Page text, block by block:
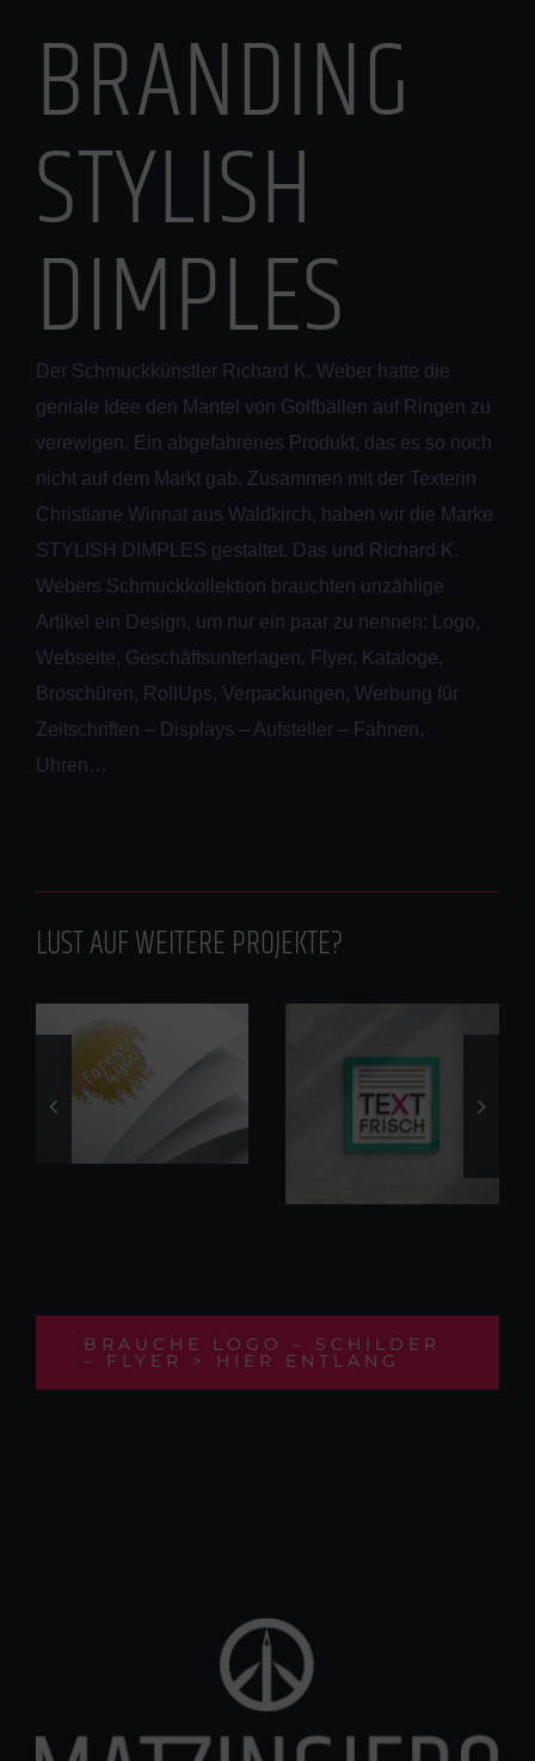
BRANDING
STYLISH
DIMPLES
Der Schmuckkünstler Richard K. Weber hatte die
geniale Idee den Mantel von Golfbällen auf Ringen zu
verewigen. Ein abgefahrenes Produkt, das es so noch
nicht auf dem Markt gab. Zusammen mit der Texterin
Christiane Winnat aus Waldkirch, haben wir die Marke
STYLISH DIMPLES gestaltet. Das und Richard K.
Webers Schmuckkollektion brauchten unzählige
Artikel ein Design, um nur ein paar zu nennen: Logo,
Webseite, Geschäftsunterlagen, Flyer, Kataloge,
Broschüren, RollUps, Verpackungen, Werbung für
Zeitschriften – Displays – Aufsteller – Fahnen,
Uhren…
LUST AUF WEITERE PROJEKTE?
FOREST4YOU
CORPORATE
TEXTFRISCH
CORPORATE
DESIGN
BRAUCHE LOGO – SCHILDER
– FLYER > HIER ENTLANG